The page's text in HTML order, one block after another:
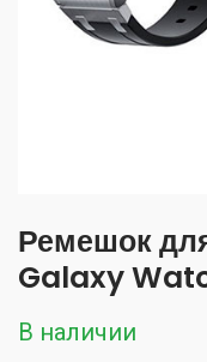
Ремешок
Galaxy
В наличии